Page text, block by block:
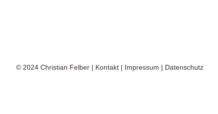
© 2024 Christian Felber | Kontakt | Impressum | Datenschutz